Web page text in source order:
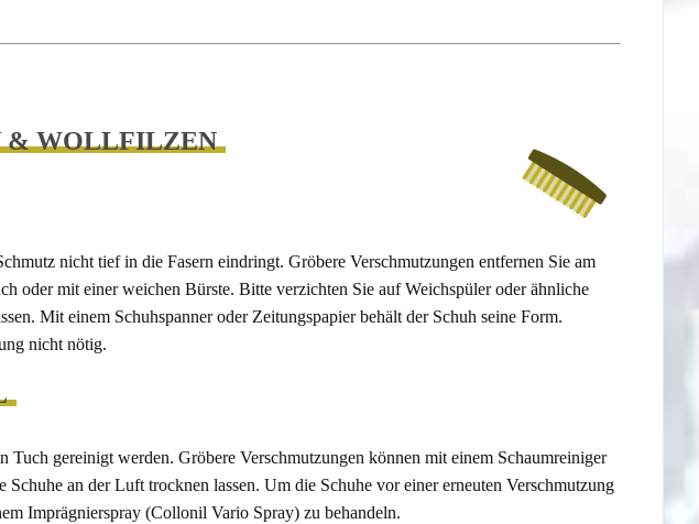
& WOLLFILZEN
nicht tief in die Fasern eindringt. Gröbere Verschmutzungen entfernen Sie am
oder mit einer weichen Bürste. Bitte verzichten Sie auf Weichspüler oder ähnliche
Mit einem Schuhspanner oder Zeitungspapier behält der Schuh seine Form.
nicht nötig.
Tuch gereinigt werden. Gröbere Verschmutzungen können mit einem Schaumreiniger
an der Luft trocknen lassen. Um die Schuhe vor einer erneuten Verschmutzung
Imprägnierspray (Collonil Vario Spray) zu behandeln.